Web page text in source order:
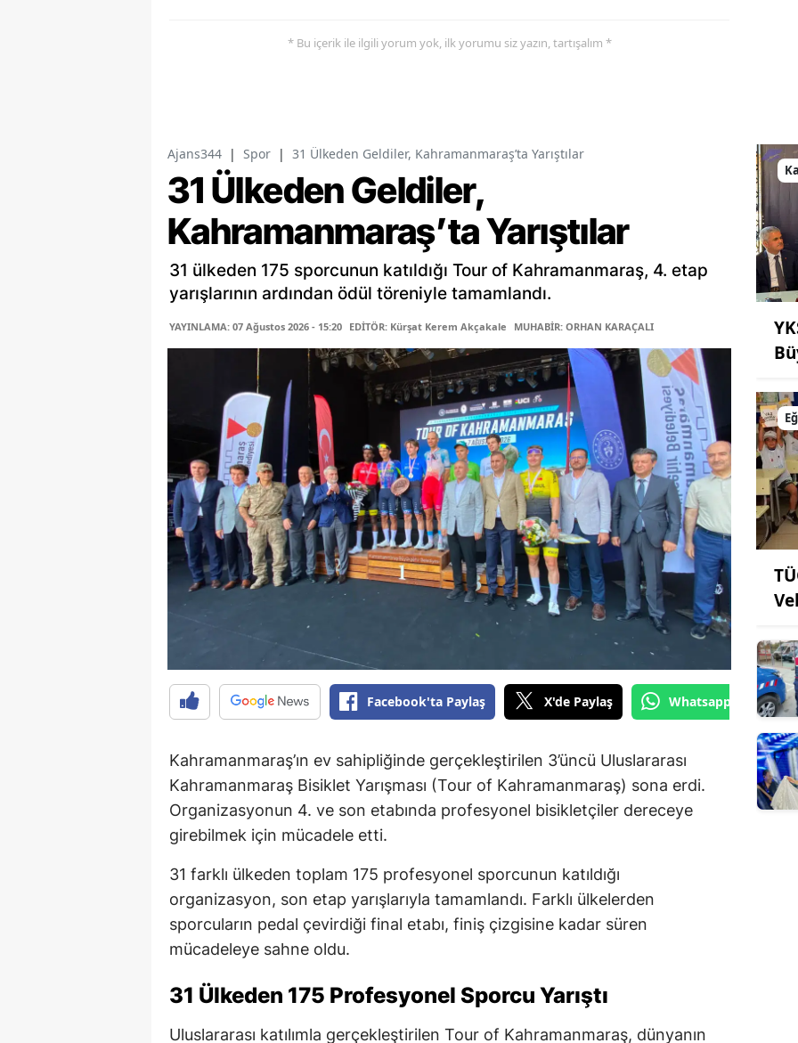
* Bu içerik ile ilgili yorum yok, ilk yorumu siz yazın, tartışalım *
Ajans344 | Spor | 31 Ülkeden Geldiler, Kahramanmaraş’ta Yarıştılar
31 Ülkeden Geldiler,
Kahramanmaraş’ta Yarıştılar
31 ülkeden 175 sporcunun katıldığı Tour of Kahramanmaraş, 4. etap
yarışlarının ardından ödül töreniyle tamamlandı.
YAYINLAMA: 07 Ağustos 2026 - 15:20 EDİTÖR: Kürşat Kerem Akçakale MUHABİR: ORHAN KARAÇALI
Facebook'ta Paylaş X'de Paylaş Whatsapp'tan
Kahramanmaraş’ın ev sahipliğinde gerçekleştirilen 3’üncü Uluslararası
Kahramanmaraş Bisiklet Yarışması (Tour of Kahramanmaraş) sona erdi.
Organizasyonun 4. ve son etabında profesyonel bisikletçiler dereceye
girebilmek için mücadele etti.
31 farklı ülkeden toplam 175 profesyonel sporcunun katıldığı
organizasyon, son etap yarışlarıyla tamamlandı. Farklı ülkelerden
sporcuların pedal çevirdiği final etabı, finiş çizgisine kadar süren
mücadeleye sahne oldu.
31 Ülkeden 175 Profesyonel Sporcu Yarıştı
Uluslararası katılımla gerçekleştirilen Tour of Kahramanmaraş, dünyanın